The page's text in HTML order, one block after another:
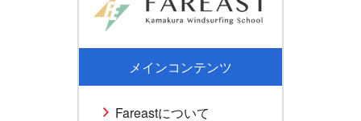
メインコンテンツ
Fareastについて